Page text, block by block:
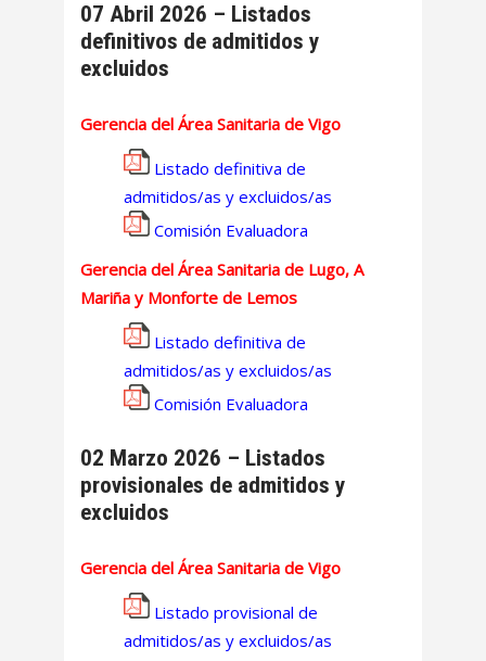
07 Abril 2026 – Listados
definitivos de admitidos y
excluidos
Gerencia del Área Sanitaria de Vigo
Listado definitiva de
admitidos/as y excluidos/as
Comisión Evaluadora
Gerencia del Área Sanitaria de Lugo, A
Mariña y Monforte de Lemos
Listado definitiva de
admitidos/as y excluidos/as
Comisión Evaluadora
02 Marzo 2026 – Listados
provisionales de admitidos y
excluidos
Gerencia del Área Sanitaria de Vigo
Listado provisional de
admitidos/as y excluidos/as